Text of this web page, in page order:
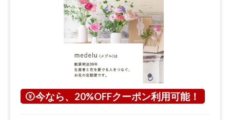
つい
今なら、20%OFFクーポン利用可能！